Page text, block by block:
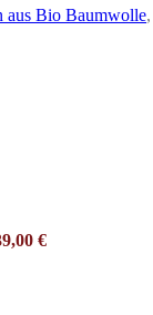
aus Bio Baumwolle,
€